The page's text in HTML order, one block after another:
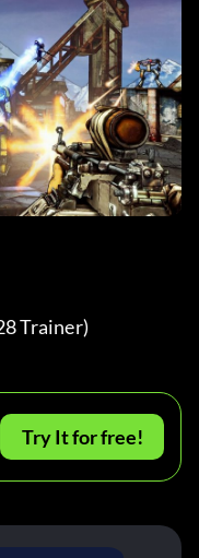
Trainer)
Try It for free!